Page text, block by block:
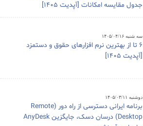
جدول مقایسه امکانات [آپدیت 1405]
سه شنبه ۱۴۰۵/۰۴/۱۶
6 تا از بهترین نرم افزارهای حقوق و دستمزد
[آپدیت 1405]
دوشنبه ۱۴۰۵/۰۳/۱۱
برنامه ایرانی دسترسی از راه دور (Remote
Desktop) درسان دسک، جایگزین AnyDesk